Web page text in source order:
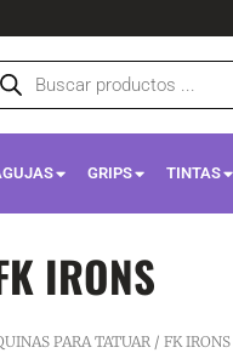
GRIPS TINTAS
IRONS
PARA TATUAR / FK IRONS